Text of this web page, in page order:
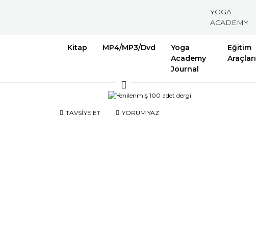
YOGA
ACADEMY
Kitap MP4/MP3/Dvd
Yoga
Academy
Journal
Eğitim
Araçları
TAVSİYE ET YORUM YAZ